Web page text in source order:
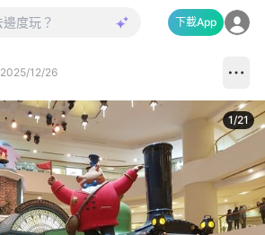
下載App
2025/12/26
1/21